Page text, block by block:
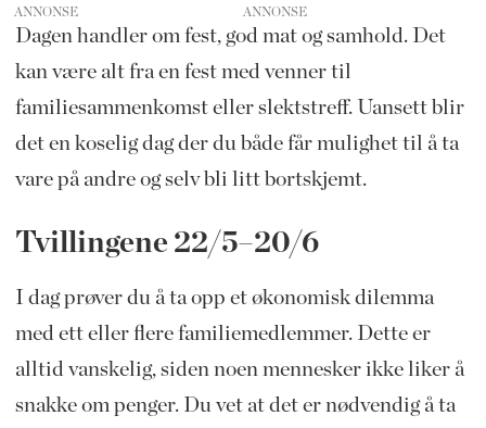
ANNONSE
Dagen handler om fest, god mat og samhold. Det
kan være alt fra en fest med venner til
familiesammenkomst eller slektstreff. Uansett blir
det en koselig dag der du både får mulighet til å ta
vare på andre og selv bli litt bortskjemt.
Tvillingene 22/5–20/6
I dag prøver du å ta opp et økonomisk dilemma
med ett eller flere familiemedlemmer. Dette er
alltid vanskelig, siden noen mennesker ikke liker å
snakke om penger. Du vet at det er nødvendig å ta